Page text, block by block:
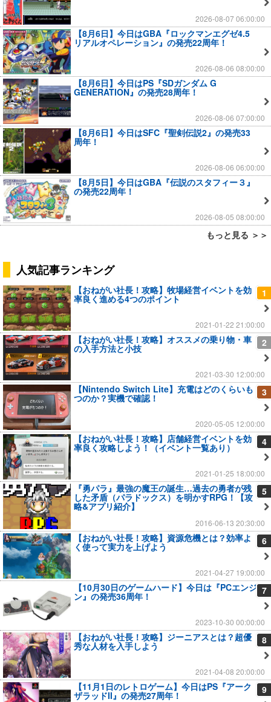
2026-08-07 06:00:00
【8月6日】今日はGBA『ロックマンエグゼ4.5
リアルオペレーション』の発売22周年！
2026-08-06 08:00:00
【8月6日】今日はPS『SDガンダム G
GENERATION』の発売28周年！
2026-08-06 07:00:00
【8月6日】今日はSFC『聖剣伝説2』の発売33
周年！
2026-08-06 06:00:00
【8月5日】今日はGBA『伝説のスタフィー３』
の発売22周年！
2026-08-05 08:00:00
もっと見る ＞＞
人気記事ランキング
1
【おねがい社長！攻略】牧場経営イベントを効
率良く進める4つのポイント
2021-01-22 21:00:00
2
【おねがい社長！攻略】オススメの乗り物・車
の入手方法と小技
2021-03-30 12:00:00
3
【Nintendo Switch Lite】充電はどのくらいも
つのか？実機で確認！
2020-05-05 12:00:00
4
【おねがい社長！攻略】店舗経営イベントを効
率良く攻略しよう！（イベント一覧あり）
2021-01-25 18:00:00
5
『勇パラ』最強の魔王の誕生…過去の勇者が残
した矛盾（パラドックス）を明かすRPG！【攻
略&アプリ紹介】
2016-06-13 20:30:00
6
【おねがい社長！攻略】資源危機とは？効率よ
く使って実力を上げよう
2021-04-27 19:00:00
7
【10月30日のゲームハード】今日は『PCエンジ
ン』の発売36周年！
2023-10-30 00:00:00
8
【おねがい社長！攻略】ジーニアスとは？超優
秀な人材を入手しよう
2021-04-08 20:00:00
9
【11月1日のレトロゲーム】今日はPS『アーク
ザラッドII』の発売27周年！